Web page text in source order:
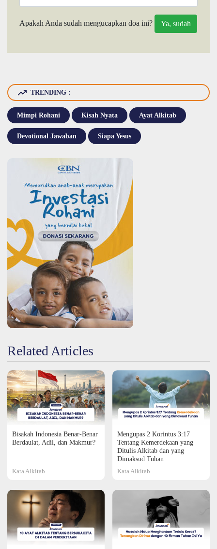
Apakah Anda sudah mengucapkan doa ini?
TRENDING :
Mimpi Rohani Kisah Nyata Ayat Alkitab
Devotional Jawaban Siapa Yesus
Related Articles
Bisakah Indonesia Benar-Benar
Berdaulat, Adil, dan Makmur?
Kata Alkitab
Mengupas 2 Korintus 3:17
Tentang Kemerdekaan yang
Ditulis Alkitab dan yang
Dimaksud Tuhan
Kata Alkitab